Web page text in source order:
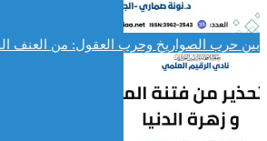
بين حرب الصواريخ وحرب العقول: من العنف